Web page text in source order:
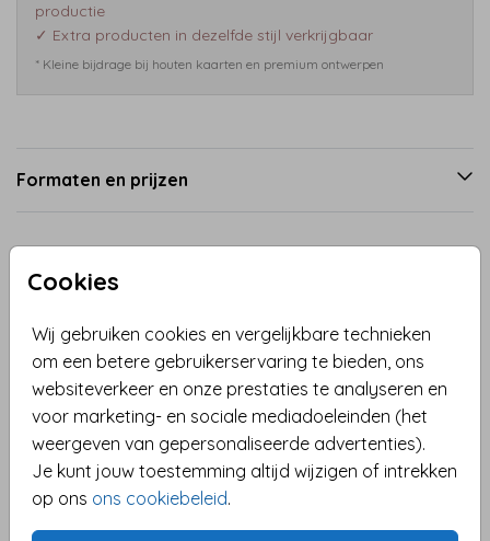
Cookies
Wij gebruiken cookies en vergelijkbare technieken
om een betere gebruikerservaring te bieden, ons
websiteverkeer en onze prestaties te analyseren en
voor marketing- en sociale mediadoeleinden (het
weergeven van gepersonaliseerde advertenties).
Je kunt jouw toestemming altijd wijzigen of intrekken
op ons ons cookiebeleid.
productie
✓ Extra producten in dezelfde stijl verkrijgbaar
* Kleine bijdrage bij houten kaarten en premium ontwerpen
Formaten en prijzen
Productinformatie
Omschrijving
Een lief beertje houdt trots een grote, zachte ballon
vast, waarin de naam van jullie kleintje schittert in
glanzend koperfolie. Ook de geboortedatum en de
kleine hartjes worden gedrukt met echte koperfolie,
wat zorgt voor een warme en luxe uitstraling.
Toon meer
Collectie